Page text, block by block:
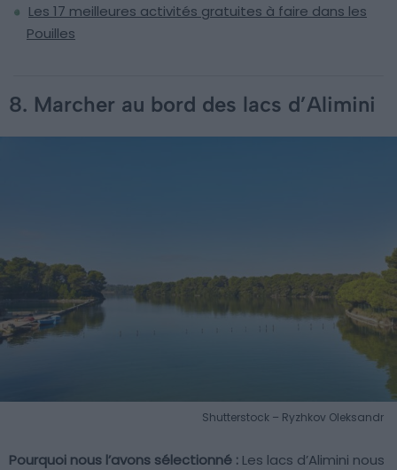
Les 17 meilleures activités gratuites à faire dans les
Pouilles
8. Marcher au bord des lacs d’Alimini
Shutterstock – Ryzhkov Oleksandr
Pourquoi nous l’avons sélectionné : Les lacs d’Alimini nous